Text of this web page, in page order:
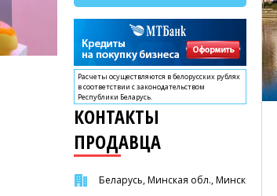
Расчеты осуществляются в белорусских рублях
в соответствии с законодательством
Республики Беларусь.
КОНТАКТЫ
ПРОДАВЦА
Беларусь, Минская обл., Минск